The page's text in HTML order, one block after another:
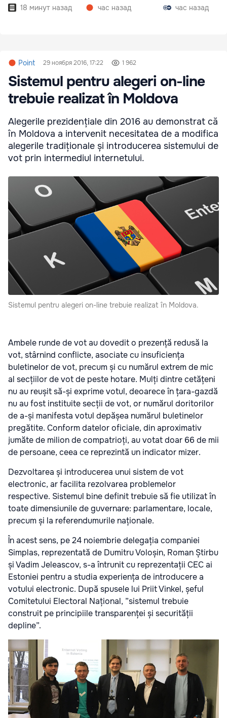
18 минут назад
час назад
час назад
Point 29 ноября 2016, 17:22 1 962
Sistemul pentru alegeri on-line
trebuie realizat în Moldova
Alegerile prezidențiale din 2016 au demonstrat că
în Moldova a intervenit necesitatea de a modifica
alegerile tradiționale și introducerea sistemului de
vot prin intermediul internetului.
Sistemul pentru alegeri on-line trebuie realizat în Moldova.
Ambele runde de vot au dovedit o prezență redusă la
vot, stârnind conflicte, asociate cu insuficiența
buletinelor de vot, precum și cu numărul extrem de mic
al secțiilor de vot de peste hotare. Mulți dintre cetățeni
nu au reușit să-și exprime votul, deoarece în țara-gazdă
nu au fost instituite secții de vot, or numărul doritorilor
de a-și manifesta votul depășea numărul buletinelor
pregătite. Conform datelor oficiale, din aproximativ
jumăte de milion de compatrioți, au votat doar 66 de mii
de persoane, ceea ce reprezintă un indicator mizer.
Dezvoltarea și introducerea unui sistem de vot
electronic, ar facilita rezolvarea problemelor
respective. Sistemul bine definit trebuie să fie utilizat în
toate dimensiunile de guvernare: parlamentare, locale,
precum și la referendumurile naționale.
În acest sens, pe 24 noiembrie delegația companiei
Simplas, reprezentată de Dumitru Voloșin, Roman Știrbu
și Vadim Jeleascov, s-a întrunit cu reprezentații CEC ai
Estoniei pentru a studia experiența de introducere a
votului electronic. După spusele lui Priit Vinkel, șeful
Comitetului Electoral Național, ”sistemul trebuie
construit pe principiile transparenței și securității
depline”.